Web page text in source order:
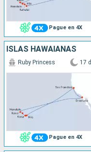
Pague en 4X
ISLAS HAWAIANAS
Pague en 4X
Ruby Princess 17 d